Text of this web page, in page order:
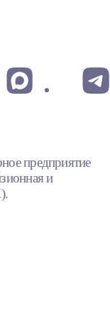
предприятие
и